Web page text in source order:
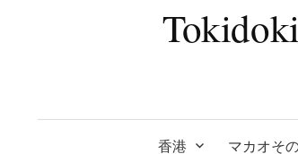
香港 マカオそ